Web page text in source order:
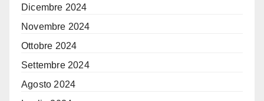
Dicembre 2024
Novembre 2024
Ottobre 2024
Settembre 2024
Agosto 2024